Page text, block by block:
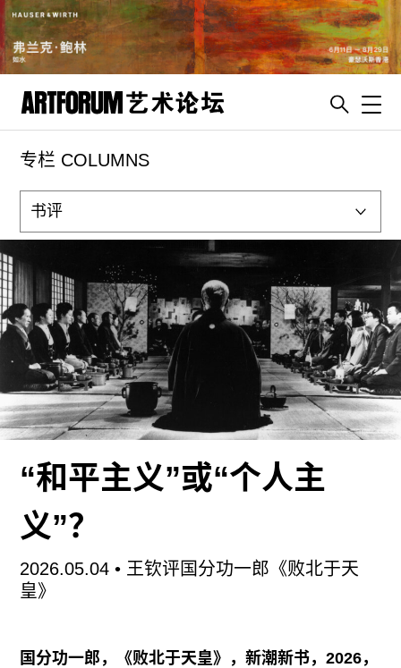
artguide
新闻
杂志
专栏
视频
ENGLISH
ART & EDUCATION
广告
订阅
往期内容
联系我们
专栏 COLUMNS
“和平主义”或“个人主
义”？
2026.05.04• 王钦评国分功一郎《败北于天
皇》
国分功一郎，《败北于天皇》，新潮新书，2026，